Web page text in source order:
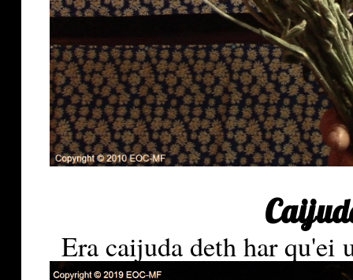
Era caijuda deth har qu'ei